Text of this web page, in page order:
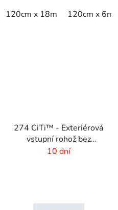
120cm x 18m 120cm x 6m
274 CiTi™ - Exteriérová
vstupní rohož bez
podkladu- 14 mm -
10 dní